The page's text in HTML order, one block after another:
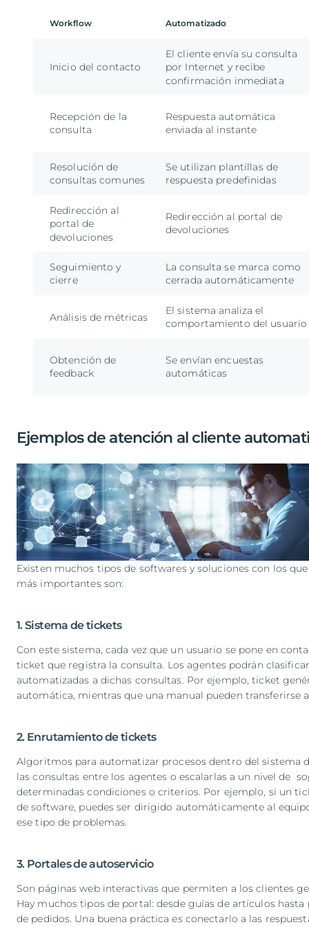
Workflow Automatizado
Inicio del contacto
El cliente envía su consulta
por Internet y recibe
confirmación inmediata
Recepción de la
consulta
Respuesta automática
enviada al instante
Resolución de
consultas comunes
Se utilizan plantillas de
respuesta predefinidas
Redirección al
portal de
devoluciones
Redirección al portal de
devoluciones
Seguimiento y
cierre
La consulta se marca como
cerrada automáticamente
Análisis de métricas
El sistema analiza el
comportamiento del usuario
Obtención de
feedback
Se envían encuestas
automáticas
Ejemplos de atención al cliente
Existen muchos tipos de softwares y soluciones con los
más importantes son:
1. Sistema de tickets
Con este sistema, cada vez que un usuario se pone en
ticket que registra la consulta. Los agentes podrán
automatizadas a dichas consultas. Por ejemplo, ticket
automática, mientras que una manual pueden transferirse
2. Enrutamiento de tickets
Algoritmos para automatizar procesos dentro del sistema
las consultas entre los agentes o escalarlas a un nivel de
determinadas condiciones o criterios. Por ejemplo, si un
de software, puedes ser dirigido automáticamente al
ese tipo de problemas.
3. Portales de autoservicio
Son páginas web interactivas que permiten a los clientes
Hay muchos tipos de portal: desde guías de artículos
de pedidos. Una buena práctica es conectarlo a las